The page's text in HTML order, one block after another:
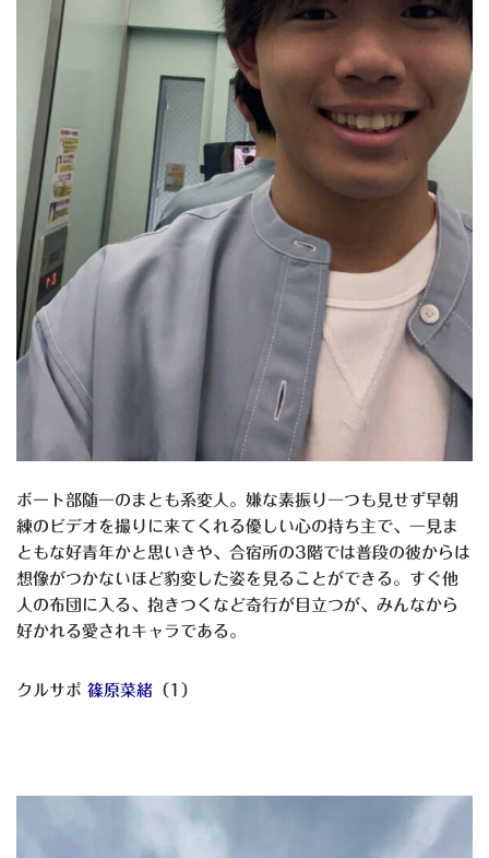
ボート部随一のまとも系変人。嫌な素振り一つも見せず早朝
練のビデオを撮りに来てくれる優しい心の持ち主で、一見ま
ともな好青年かと思いきや、合宿所の3階では普段の彼からは
想像がつかないほど豹変した姿を見ることができる。すぐ他
人の布団に入る、抱きつくなど奇行が目立つが、みんなから
好かれる愛されキャラである。
クルサポ 篠原菜緒 （1）